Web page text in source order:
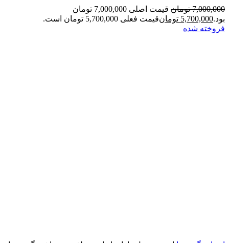
7,000,000 تومان
قیمت اصلی 7,000,000 تومان
بود.5,700,000 تومانقیمت فعلی 5,700,000 تومان است.
فروخته شده